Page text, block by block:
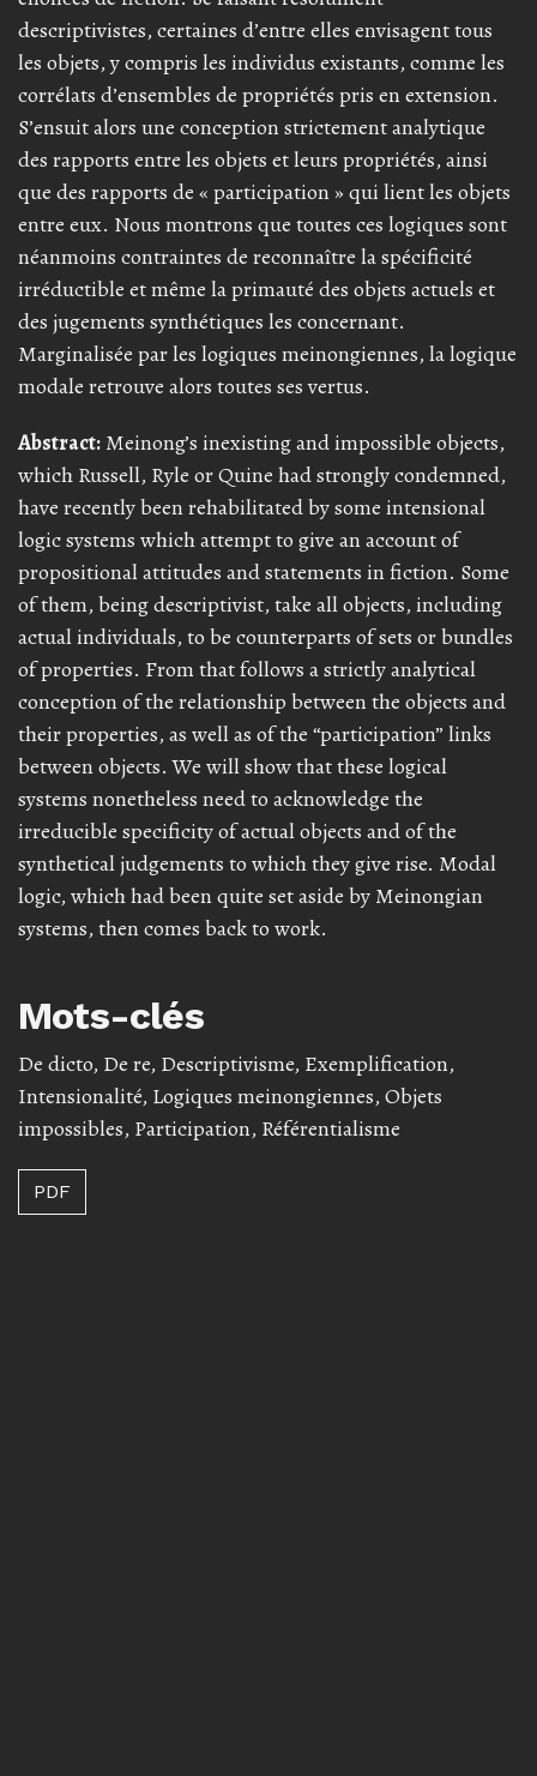
descriptivistes, certaines d’entre elles envisagent tous
les objets, y compris les individus existants, comme les
corrélats d’ensembles de propriétés pris en extension.
S’ensuit alors une conception strictement analytique
des rapports entre les objets et leurs propriétés, ainsi
que des rapports de « participation » qui lient les objets
entre eux. Nous montrons que toutes ces logiques sont
néanmoins contraintes de reconnaître la spécificité
irréductible et même la primauté des objets actuels et
des jugements synthétiques les concernant.
Marginalisée par les logiques meinongiennes, la logique
modale retrouve alors toutes ses vertus.
Abstract: Meinong’s inexisting and impossible objects,
which Russell, Ryle or Quine had strongly condemned,
have recently been rehabilitated by some intensional
logic systems which attempt to give an account of
propositional attitudes and statements in fiction. Some
of them, being descriptivist, take all objects, including
actual individuals, to be counterparts of sets or bundles
of properties. From that follows a strictly analytical
conception of the relationship between the objects and
their properties, as well as of the “participation” links
between objects. We will show that these logical
systems nonetheless need to acknowledge the
irreducible specificity of actual objects and of the
synthetical judgements to which they give rise. Modal
logic, which had been quite set aside by Meinongian
systems, then comes back to work.
Mots-clés
De dicto, De re, Descriptivisme, Exemplification,
Intensionalité, Logiques meinongiennes, Objets
impossibles, Participation, Référentialisme
PDF